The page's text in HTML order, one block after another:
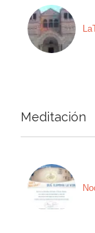
Meditación